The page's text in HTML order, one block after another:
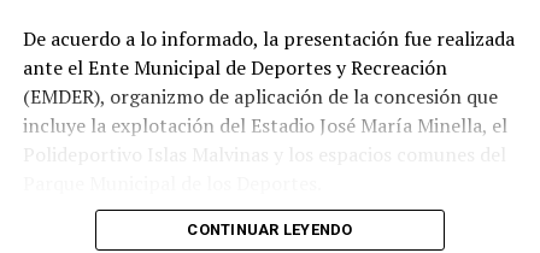
De acuerdo a lo informado, la presentación fue realizada
ante el Ente Municipal de Deportes y Recreación
(EMDER), organizmo de aplicación de la concesión que
incluye la explotación del Estadio José María Minella, el
Polideportivo Islas Malvinas y los espacios comunes del
A tal efecto, el secretario Legal, Técnico y de
CONTINUAR LEYENDO